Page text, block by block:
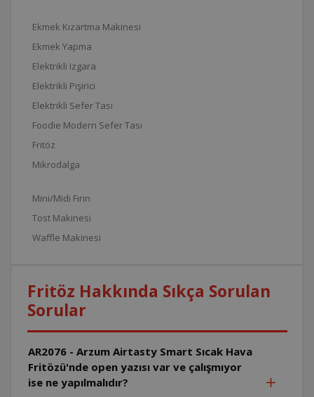
Ekmek Kızartma Makinesi
Ekmek Yapma
Elektrikli Izgara
Elektrikli Pişirici
Elektrikli Sefer Tası
Foodie Modern Sefer Tası
Fritöz
Mikrodalga
Mini/Midi Fırın
Tost Makinesi
Waffle Makinesi
Fritöz Hakkında Sıkça Sorulan
Sorular
AR2076 - Arzum Airtasty Smart Sıcak Hava
Fritözü'nde open yazısı var ve çalışmıyor
ise ne yapılmalıdır?